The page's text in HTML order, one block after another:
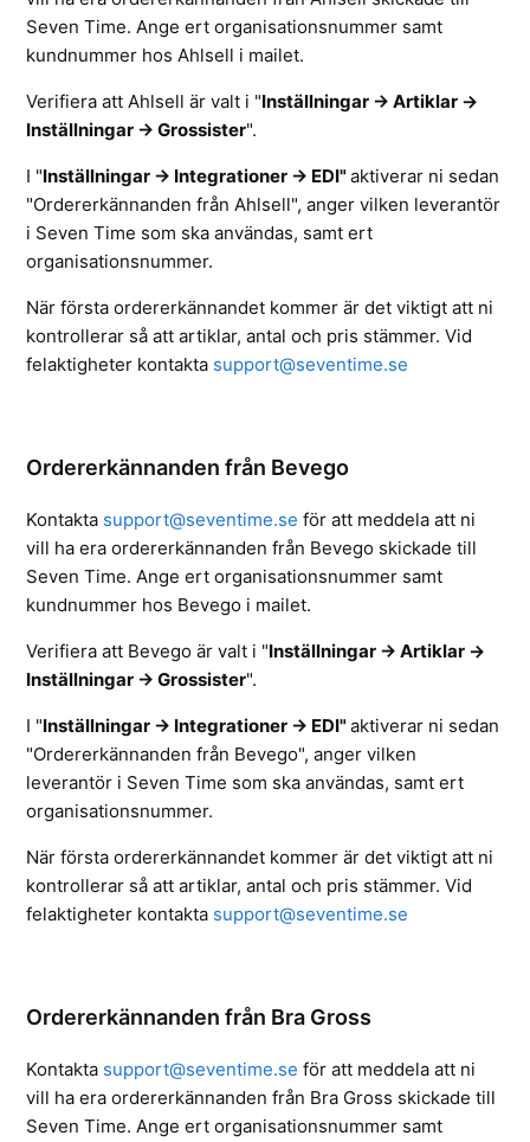
Seven Time. Ange ert organisationsnummer samt
kundnummer hos Ahlsell i mailet.
Verifiera att Ahlsell är valt i "Inställningar -> Artiklar ->
Inställningar -> Grossister".
I "Inställningar -> Integrationer -> EDI"aktiverar ni sedan
"Ordererkännanden från Ahlsell", anger vilken leverantör
i Seven Time som ska användas, samt ert
organisationsnummer.
När första ordererkännandet kommer är det viktigt att ni
kontrollerar så att artiklar, antal och pris stämmer. Vid
felaktigheter kontakta support@seventime.se
Ordererkännanden från Bevego
Kontakta support@seventime.se för att meddela att ni
vill ha era ordererkännanden från Bevego skickade till
Seven Time. Ange ert organisationsnummer samt
kundnummer hos Bevego i mailet.
Verifiera att Bevego är valt i "Inställningar -> Artiklar ->
Inställningar -> Grossister".
I "Inställningar -> Integrationer -> EDI"aktiverar ni sedan
"Ordererkännanden från Bevego", anger vilken
leverantör i Seven Time som ska användas, samt ert
organisationsnummer.
När första ordererkännandet kommer är det viktigt att ni
kontrollerar så att artiklar, antal och pris stämmer. Vid
felaktigheter kontakta support@seventime.se
Ordererkännanden från Bra Gross
Kontakta support@seventime.se för att meddela att ni
vill ha era ordererkännanden från Bra Gross skickade till
Seven Time. Ange ert organisationsnummer samt